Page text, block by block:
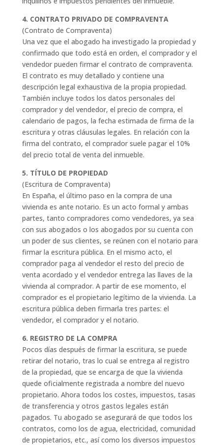
4. CONTRATO PRIVADO DE COMPRAVENTA
(Contrato de Compraventa)
Una vez que el abogado ha investigado la propiedad y
confirmado que todo está en orden, el comprador y el
vendedor pueden firmar el contrato de compraventa.
El contrato es muy detallado y contiene una
descripción legal exhaustiva de la propia propiedad.
También incluye todos los datos personales del
comprador y del vendedor, el precio de compra, el
calendario de pagos, la fecha estimada de firma de la
escritura y otras cláusulas legales. En relación con la
firma del contrato, el comprador suele pagar el 10%
del precio total de venta del inmueble.
5. TÍTULO DE PROPIEDAD
(Escritura de Compraventa)
En España, el último paso en la compra de una
vivienda es ante notario. Es un acto formal y ambas
partes, tanto compradores como vendedores, ya sea
con sus abogados o los abogados por su cuenta con
un poder de sus clientes, se reúnen con el notario para
firmar la escritura pública. En el mismo acto, el
comprador paga al vendedor el resto del precio de
venta acordado y el vendedor entrega las llaves de la
vivienda al comprador. A partir de ese momento, el
comprador es el propietario legítimo de la vivienda. La
escritura pública deben firmarla tres partes: el
vendedor, el comprador y el notario.
6. REGISTRO DE LA COMPRA
Pocos días después de firmar la escritura, se puede
retirar del notario, tras lo cual se entrega al registro
de la propiedad, que se encarga de que la vivienda
quede oficialmente registrada a nombre del nuevo
propietario. Ahora todos los costes, impuestos, tasas
de transferencia y otros gastos legales están
pagados. Tu abogado se asegurará de que todos los
contratos, como los de agua, electricidad, comunidad
de propietarios, etc., así como los diversos impuestos